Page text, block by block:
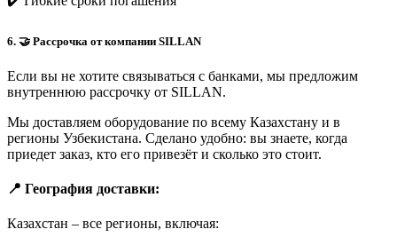
6. 🤝 Рассрочка от компании SILLAN
Если вы не хотите связываться с банками, мы предложим
внутреннюю рассрочку от SILLAN.
Мы доставляем оборудование по всему Казахстану и в
регионы Узбекистана. Сделано удобно: вы знаете, когда
приедет заказ, кто его привезёт и сколько это стоит.
📍 География доставки:
Казахстан – все регионы, включая: